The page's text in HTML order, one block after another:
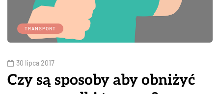
TRANSPORT
30 lipca 2017
Czy są sposoby aby obniżyć